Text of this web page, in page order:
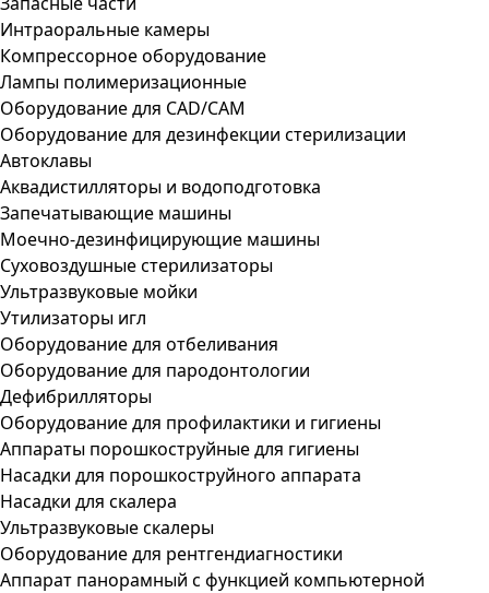
Интраоральные камеры
Компрессорное оборудование
Лампы полимеризационные
Оборудование для CAD/CAM
Оборудование для дезинфекции стерилизации
Автоклавы
Аквадистилляторы и водоподготовка
Запечатывающие машины
Моечно-дезинфицирующие машины
Суховоздушные стерилизаторы
Ультразвуковые мойки
Утилизаторы игл
Оборудование для отбеливания
Оборудование для пародонтологии
Дефибрилляторы
Оборудование для профилактики и гигиены
Аппараты порошкоструйные для гигиены
Насадки для порошкоструйного аппарата
Насадки для скалера
Ультразвуковые скалеры
Оборудование для рентгендиагностики
Аппарат панорамный с функцией компьютерной